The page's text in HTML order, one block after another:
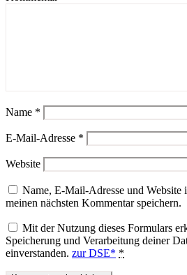
Name *
E-Mail-Adresse *
Website
Name, E-Mail-Adresse und Website
meinen nächsten Kommentar speichern.
Mit der Nutzung dieses Formulars
Speicherung und Verarbeitung deiner
einverstanden. zur DSE* *